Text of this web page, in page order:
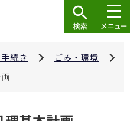
続き
ごみ・環境